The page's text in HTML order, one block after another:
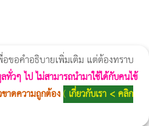
ขอคำอธิบายเพิ่มเติม แต่ต้องทราบ
วๆ ไป ไม่สามารถนำมาใช้ได้กับคนไข้
าดความถูกต้อง( เกี่ยวกับเรา < คลิก